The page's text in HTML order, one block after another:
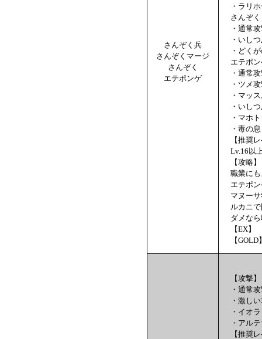
さんぞく兵
さんぞくマージ
さんぞく
エテポンゲ
・ラリ
さんぞく
・通常
・いし
・どく
エテポ
・通常
・ツメ
・マッ
・いし
・マホ
・毒の
【推奨
Lv.16以
【攻略】
職業に
エテポ
マヌー
ルカニ
ダメな
【EX】
【
【攻撃
・通常
・激し
・イオ
・アル
【推奨